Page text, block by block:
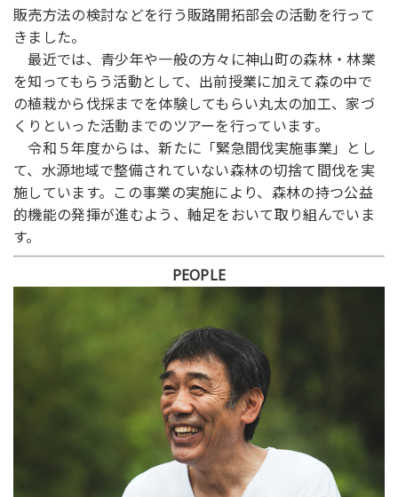
販売方法の検討などを行う販路開拓部会の活動を行って
きました。
最近では、青少年や一般の方々に神山町の森林・林業
を知ってもらう活動として、出前授業に加えて森の中で
の植栽から伐採までを体験してもらい丸太の加工、家づ
くりといった活動までのツアーを行っています。
令和５年度からは、新たに「緊急間伐実施事業」とし
て、水源地域で整備されていない森林の切捨て間伐を実
施しています。この事業の実施により、森林の持つ公益
的機能の発揮が進むよう、軸足をおいて取り組んでいま
す。
PEOPLE